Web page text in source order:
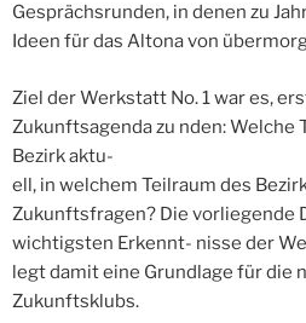
Gesprächsrunden, in denen zu
Ideen für das Altona von
Ziel der Werkstatt No. 1 war es,
Zukunftsagenda zu nden: Welche
Bezirk aktu-
ell, in welchem Teilraum des
Zukunftsfragen? Die vorliegende
wichtigsten Erkennt- nisse der
legt damit eine Grundlage für die
Zukunftsklubs.